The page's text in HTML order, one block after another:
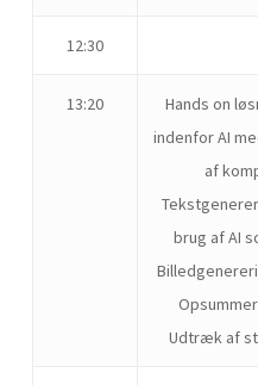
12:30
13:20
Hands on
indenfor AI
af
brug af AI
Udtræk af